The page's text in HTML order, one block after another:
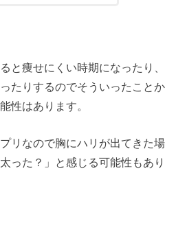
と痩せにくい時期になったり、
たりするのでそういったことか
性はあります。
リなので胸にハリが出てきた場
った？」と感じる可能性もあり